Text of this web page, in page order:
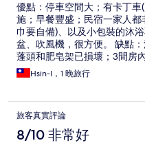
優點：停車空間大；有卡丁
施；早餐豐盛；民宿一家人
巾要自備)、以及小包裝的沐
盆、吹風機，很方便。 缺點
蓬頭和肥皂架已損壞；3間房
者棉被都有異味；其中一間房
實字幕都看的不太清楚、有點
滑梯6人房、1晚
Hsin-I，1 晚旅行
旅客真實評論
8/10 非常好